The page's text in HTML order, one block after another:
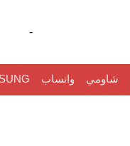
-
شاومي واتساب